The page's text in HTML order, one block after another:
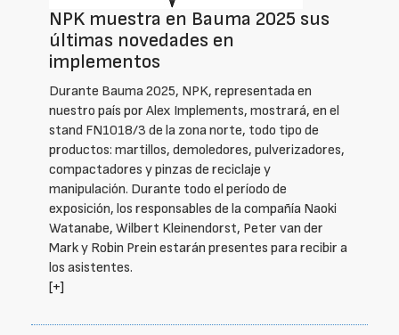
NPK muestra en Bauma 2025 sus
últimas novedades en
implementos
Durante Bauma 2025, NPK, representada en
nuestro país por Alex Implements, mostrará, en el
stand FN1018/3 de la zona norte, todo tipo de
productos: martillos, demoledores, pulverizadores,
compactadores y pinzas de reciclaje y
manipulación. Durante todo el período de
exposición, los responsables de la compañía Naoki
Watanabe, Wilbert Kleinendorst, Peter van der
Mark y Robin Prein estarán presentes para recibir a
los asistentes.
[+]